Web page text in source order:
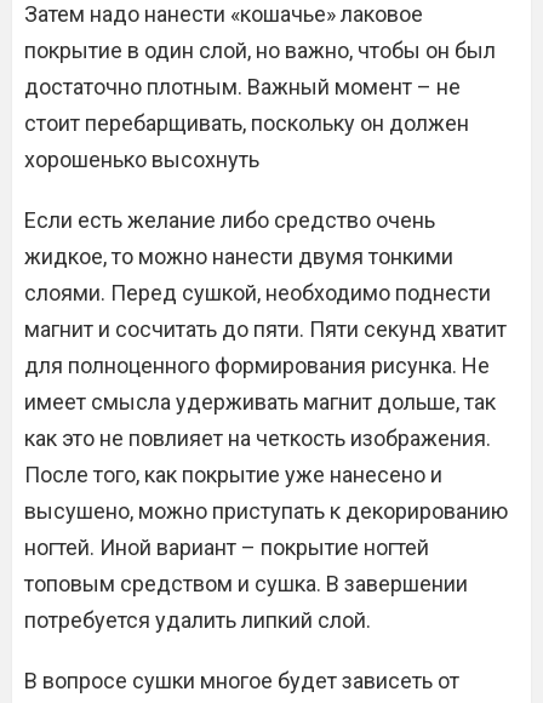
Затем надо нанести «кошачье» лаковое
покрытие в один слой, но важно, чтобы он был
достаточно плотным. Важный момент – не
стоит перебарщивать, поскольку он должен
хорошенько высохнуть
Если есть желание либо средство очень
жидкое, то можно нанести двумя тонкими
слоями. Перед сушкой, необходимо поднести
магнит и сосчитать до пяти. Пяти секунд хватит
для полноценного формирования рисунка. Не
имеет смысла удерживать магнит дольше, так
как это не повлияет на четкость изображения.
После того, как покрытие уже нанесено и
высушено, можно приступать к декорированию
ногтей. Иной вариант – покрытие ногтей
топовым средством и сушка. В завершении
потребуется удалить липкий слой.
В вопросе сушки многое будет зависеть от